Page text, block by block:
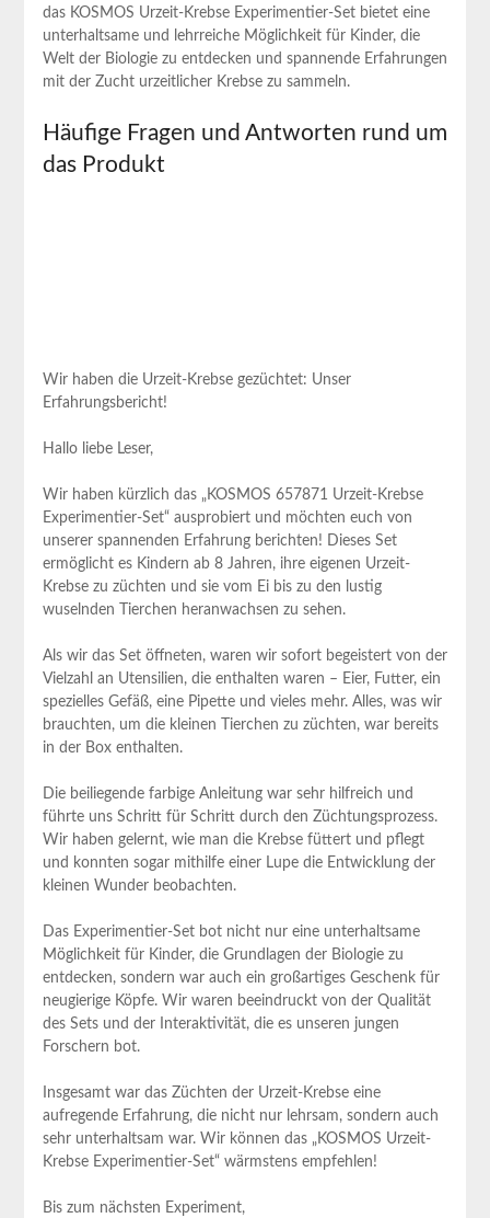
das KOSMOS Urzeit-Krebse Experimentier-Set bietet eine
unterhaltsame und lehrreiche Möglichkeit für Kinder, die
Welt der Biologie zu entdecken und spannende Erfahrungen
mit der Zucht urzeitlicher Krebse zu sammeln.
Häufige Fragen und Antworten rund um
das Produkt
Wir haben die Urzeit-Krebse gezüchtet: Unser
Erfahrungsbericht!
Hallo liebe Leser,
Wir haben kürzlich das „KOSMOS 657871 Urzeit-Krebse
Experimentier-Set“ ausprobiert und möchten euch von
unserer spannenden Erfahrung berichten! Dieses Set
ermöglicht es Kindern ab 8 Jahren, ihre eigenen Urzeit-
Krebse zu züchten und sie vom Ei bis zu den lustig
wuselnden Tierchen heranwachsen zu sehen.
Als wir das Set öffneten, waren wir sofort begeistert von der
Vielzahl an Utensilien, die enthalten waren – Eier, Futter, ein
spezielles Gefäß, eine Pipette und vieles mehr. Alles, was wir
brauchten, um die kleinen Tierchen zu züchten, war bereits
in der Box enthalten.
Die beiliegende farbige Anleitung war sehr hilfreich und
führte uns Schritt für Schritt durch den Züchtungsprozess.
Wir haben gelernt, wie man die Krebse füttert und pflegt
und konnten sogar mithilfe einer Lupe die Entwicklung der
kleinen Wunder beobachten.
Das Experimentier-Set bot nicht nur eine unterhaltsame
Möglichkeit für Kinder, die Grundlagen der Biologie zu
entdecken, sondern war auch ein großartiges Geschenk für
neugierige Köpfe. Wir waren beeindruckt von der Qualität
des Sets und der Interaktivität, die es unseren jungen
Forschern bot.
Insgesamt war das Züchten der Urzeit-Krebse eine
aufregende Erfahrung, die nicht nur lehrsam, sondern auch
sehr unterhaltsam war. Wir können das „KOSMOS Urzeit-
Krebse Experimentier-Set“ wärmstens empfehlen!
Bis zum nächsten Experiment,